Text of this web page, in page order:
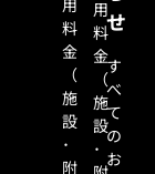
用
料
金
（
施
設
･
附
用
料
金
（
施
設
･
せ
す
べ
て
の
お